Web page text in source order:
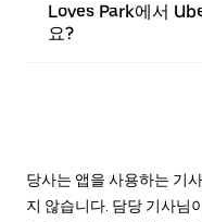
Loves Park에서
요?
당사는 앱을 사용하는 기
지 않습니다. 담당 기사님